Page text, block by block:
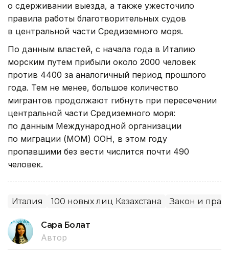
о сдерживании выезда, а также ужесточило
правила работы благотворительных судов
в центральной части Средиземного моря.
По данным властей, с начала года в Италию
морским путем прибыли около 2000 человек
против 4400 за аналогичный период прошлого
года. Тем не менее, большое количество
мигрантов продолжают гибнуть при пересечении
центральной части Средиземного моря:
по данным Международной организации
по миграции (МОМ) ООН, в этом году
пропавшими без вести числится почти 490
человек.
Италия 100 новых лиц Казахстана Закон и
Сара Болат
Автор